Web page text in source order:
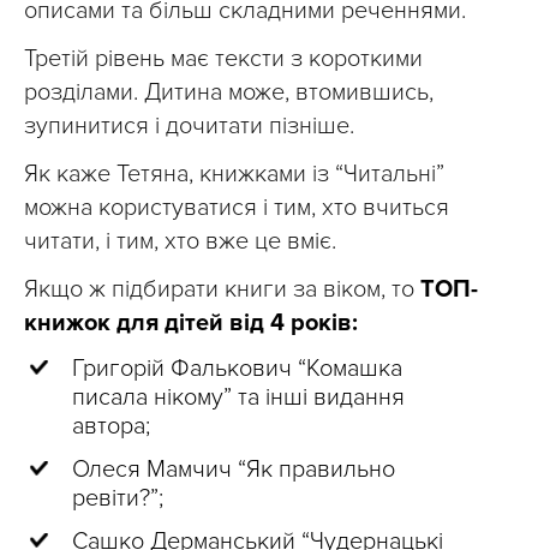
описами та більш складними реченнями.
Третій рівень має тексти з короткими
розділами. Дитина може, втомившись,
зупинитися і дочитати пізніше.
Як каже Тетяна, книжками із “Читальні”
можна користуватися і тим, хто вчиться
читати, і тим, хто вже це вміє.
Якщо ж підбирати книги за віком, то ТОП-
книжок для дітей від 4 років:
Григорій Фалькович “Комашка
писала нікому” та інші видання
автора;
Олеся Мамчич “Як правильно
ревіти?”;
Сашко Дерманський “Чудернацькі